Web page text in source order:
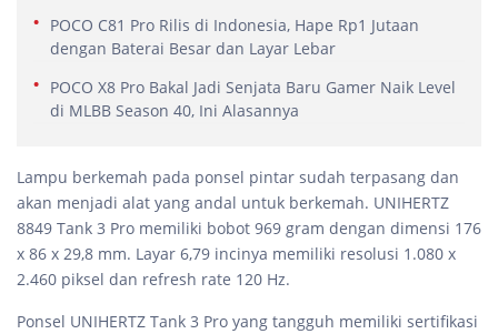
POCO C81 Pro Rilis di Indonesia, Hape Rp1 Jutaan
dengan Baterai Besar dan Layar Lebar
POCO X8 Pro Bakal Jadi Senjata Baru Gamer Naik Level
di MLBB Season 40, Ini Alasannya
Lampu berkemah pada ponsel pintar sudah terpasang dan
akan menjadi alat yang andal untuk berkemah. UNIHERTZ
8849 Tank 3 Pro memiliki bobot 969 gram dengan dimensi 176
x 86 x 29,8 mm. Layar 6,79 incinya memiliki resolusi 1.080 x
2.460 piksel dan refresh rate 120 Hz.
Ponsel UNIHERTZ Tank 3 Pro yang tangguh memiliki sertifikasi